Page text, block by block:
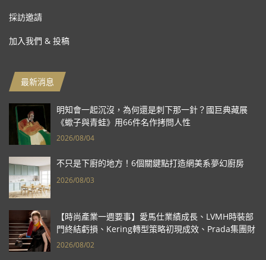
採訪邀請
加入我們 & 投稿
最新消息
明知會一起沉沒，為何還是刺下那一針？國巨典藏展
《蠍子與青蛙》用66件名作拷問人性
2026/08/04
不只是下廚的地方！6個關鍵點打造網美系夢幻廚房
2026/08/03
【時尚產業一週要事】愛馬仕業績成長、LVMH時裝部
門終結虧損、Kering轉型策略初現成效、Prada集團財
報亮眼
2026/08/02